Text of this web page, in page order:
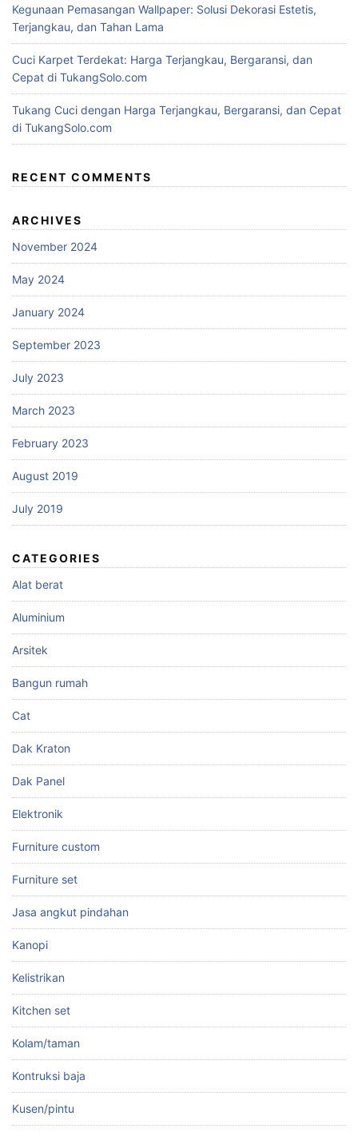
Kegunaan Pemasangan Wallpaper: Solusi Dekorasi Estetis,
Terjangkau, dan Tahan Lama
Cuci Karpet Terdekat: Harga Terjangkau, Bergaransi, dan
Cepat di TukangSolo.com
Tukang Cuci dengan Harga Terjangkau, Bergaransi, dan Cepat
di TukangSolo.com
RECENT COMMENTS
ARCHIVES
November 2024
May 2024
January 2024
September 2023
July 2023
March 2023
February 2023
August 2019
July 2019
CATEGORIES
Alat berat
Aluminium
Arsitek
Bangun rumah
Cat
Dak Kraton
Dak Panel
Elektronik
Furniture custom
Furniture set
Jasa angkut pindahan
Kanopi
Kelistrikan
Kitchen set
Kolam/taman
Kontruksi baja
Kusen/pintu